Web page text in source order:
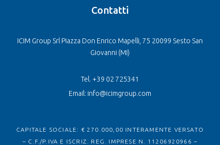
Contatti
ICIM Group Srl Piazza Don Enrico Mapelli, 75 20099 Sesto San
Giovanni (MI)
Tel. +39 02 725341
Email: info@icimgroup.com
CAPITALE SOCIALE: € 270.000,00 INTERAMENTE VERSATO
– C.F./P.IVA E ISCRIZ. REG. IMPRESE N. 11206920966 –